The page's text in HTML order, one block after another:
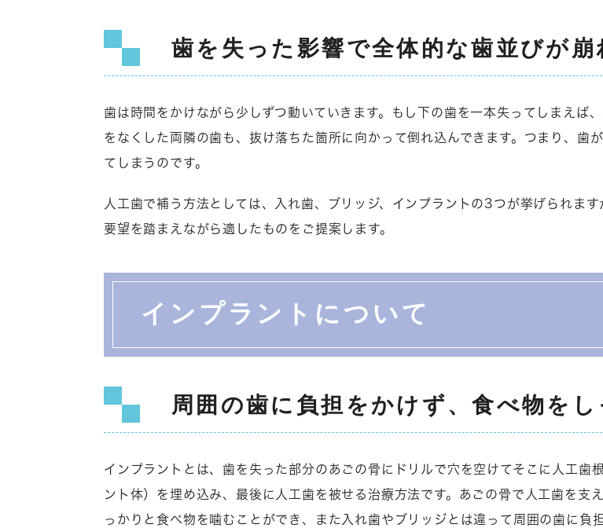
歯を失った影響で全体的な歯並びが
歯は時間をかけながら少しずつ動いていきます。もし下の歯を一本失ってしまえば
をなくした両隣の歯も、抜け落ちた箇所に向かって倒れ込んできます。つまり、歯
てしまうのです。
人工歯で補う方法としては、入れ歯、ブリッジ、インプラントの3つが挙げられま
要望を踏まえながら適したものをご提案します。
インプラントについて
周囲の歯に負担をかけず、食べ物を
インプラントとは、歯を失った部分のあごの骨にドリルで穴を空けてそこに人工歯
ント体）を埋め込み、最後に人工歯を被せる治療方法です。あごの骨で人工歯を支
っかりと食べ物を噛むことができ、また入れ歯やブリッジとは違って周囲の歯に負